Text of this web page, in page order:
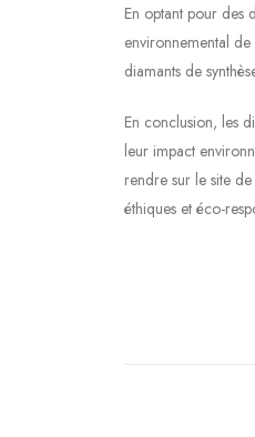
En optant pour des
environnemental
diamants de
En conclusion, les
leur impact
rendre sur le site
éthiques et éco-